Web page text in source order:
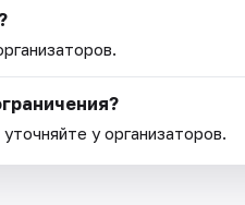
у организаторов.